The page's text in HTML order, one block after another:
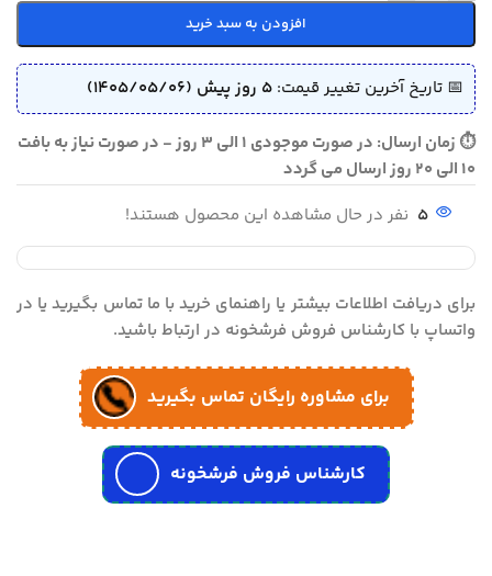
افزودن به سبد خرید
📅 تاریخ آخرین تغییر قیمت: 5 روز پیش (1405/05/06)
⏱ زمان ارسال: در صورت موجودی 1 الی 3 روز - در صورت نیاز به بافت
10 الی 20 روز ارسال می گردد
5 نفر در حال مشاهده این محصول هستند!
برای دریافت اطلاعات بیشتر یا راهنمای خرید با ما تماس بگیرید یا در
واتساپ با کارشناس فروش فرشخونه در ارتباط باشید.
برای مشاوره رایگان تماس بگیرید
کارشناس فروش فرشخونه